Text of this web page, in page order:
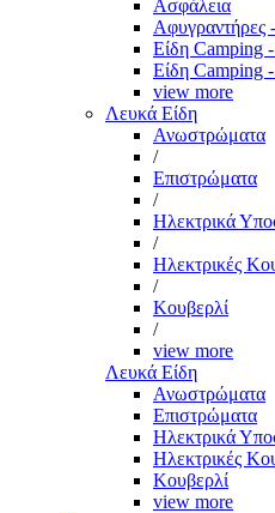
Ασφάλεια
Αφυγραντήρες -
Είδη Camping
Είδη Camping
view more
Λευκά Είδη
Ανωστρώματα
/
Επιστρώματα
/
Ηλεκτρικά
/
Ηλεκτρικές
/
Κουβερλί
/
view more
Λευκά Είδη
Ανωστρώματα
Επιστρώματα
Ηλεκτρικά
Ηλεκτρικές
Κουβερλί
view more